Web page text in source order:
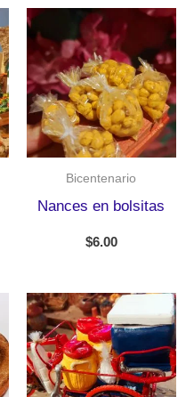
Bicentenario
Nances en bolsitas
$6.00